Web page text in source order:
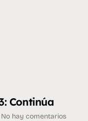
Continúa
No hay comentarios